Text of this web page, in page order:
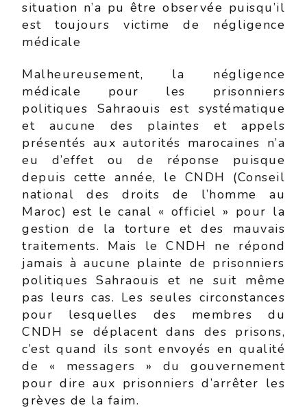
situation n’a pu être observée puisqu’il
est toujours victime de négligence
médicale
Malheureusement, la négligence
médicale pour les prisonniers
politiques Sahraouis est systématique
et aucune des plaintes et appels
présentés aux autorités marocaines n’a
eu d’effet ou de réponse puisque
depuis cette année, le CNDH (Conseil
national des droits de l’homme au
Maroc) est le canal « officiel » pour la
gestion de la torture et des mauvais
traitements. Mais le CNDH ne répond
jamais à aucune plainte de prisonniers
politiques Sahraouis et ne suit même
pas leurs cas. Les seules circonstances
pour lesquelles des membres du
CNDH se déplacent dans des prisons,
c’est quand ils sont envoyés en qualité
de « messagers » du gouvernement
pour dire aux prisonniers d’arrêter les
grèves de la faim.